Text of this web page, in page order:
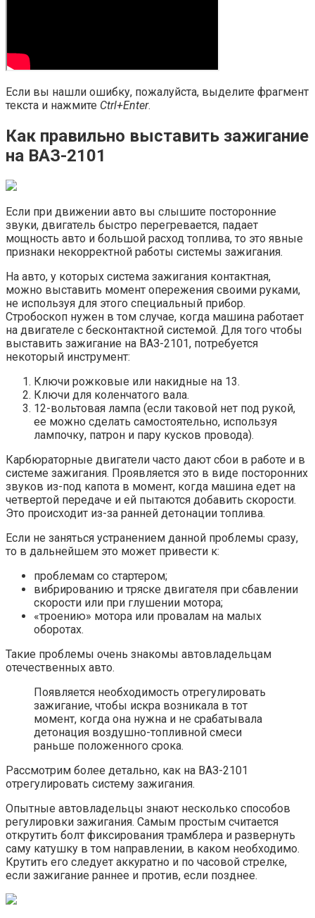
Если вы нашли ошибку, пожалуйста, выделите фрагмент
текста и нажмите Ctrl+Enter.
Как правильно выставить зажигание
на ВАЗ-2101
Если при движении авто вы слышите посторонние
звуки, двигатель быстро перегревается, падает
мощность авто и большой расход топлива, то это явные
признаки некорректной работы системы зажигания.
На авто, у которых система зажигания контактная,
можно выставить момент опережения своими руками,
не используя для этого специальный прибор.
Стробоскоп нужен в том случае, когда машина работает
на двигателе с бесконтактной системой. Для того чтобы
выставить зажигание на ВАЗ-2101, потребуется
некоторый инструмент:
Ключи рожковые или накидные на 13.
Ключи для коленчатого вала.
12-вольтовая лампа (если таковой нет под рукой,
ее можно сделать самостоятельно, используя
лампочку, патрон и пару кусков провода).
Карбюраторные двигатели часто дают сбои в работе и в
системе зажигания. Проявляется это в виде посторонних
звуков из-под капота в момент, когда машина едет на
четвертой передаче и ей пытаются добавить скорости.
Это происходит из-за ранней детонации топлива.
Если не заняться устранением данной проблемы сразу,
то в дальнейшем это может привести к:
проблемам со стартером;
вибрированию и тряске двигателя при сбавлении
скорости или при глушении мотора;
«троению» мотора или провалам на малых
оборотах.
Такие проблемы очень знакомы автовладельцам
отечественных авто.
Появляется необходимость отрегулировать
зажигание, чтобы искра возникала в тот
момент, когда она нужна и не срабатывала
детонация воздушно-топливной смеси
раньше положенного срока.
Рассмотрим более детально, как на ВАЗ-2101
отрегулировать систему зажигания.
Опытные автовладельцы знают несколько способов
регулировки зажигания. Самым простым считается
открутить болт фиксирования трамблера и развернуть
саму катушку в том направлении, в каком необходимо.
Крутить его следует аккуратно и по часовой стрелке,
если зажигание раннее и против, если позднее.